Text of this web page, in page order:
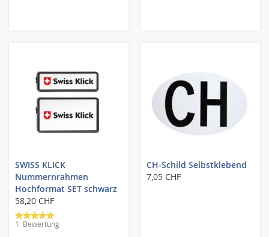
SWISS KLICK
Nummernrahmen
Hochformat SET schwarz
58,20 CHF
Bewertung:
100%
1 Bewertung
CH-Schild Selbstklebend
7,05 CHF